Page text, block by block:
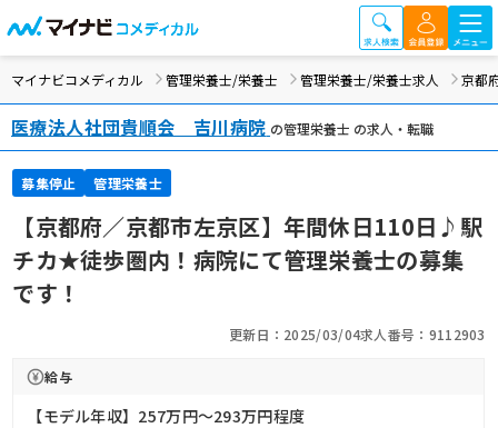
マイナビコメディカル 管理栄養士/栄養士 管理栄養士/栄養士求人 京都
医療法人社団貴順会 吉川病院 の管理栄養士 の求人・転職
募集停止 管理栄養士
【京都府／京都市左京区】年間休日110日♪駅
チカ★徒歩圏内！病院にて管理栄養士の募集
です！
更新日：2025/03/04求人番号：9112903
給与
【モデル年収】257万円〜293万円程度